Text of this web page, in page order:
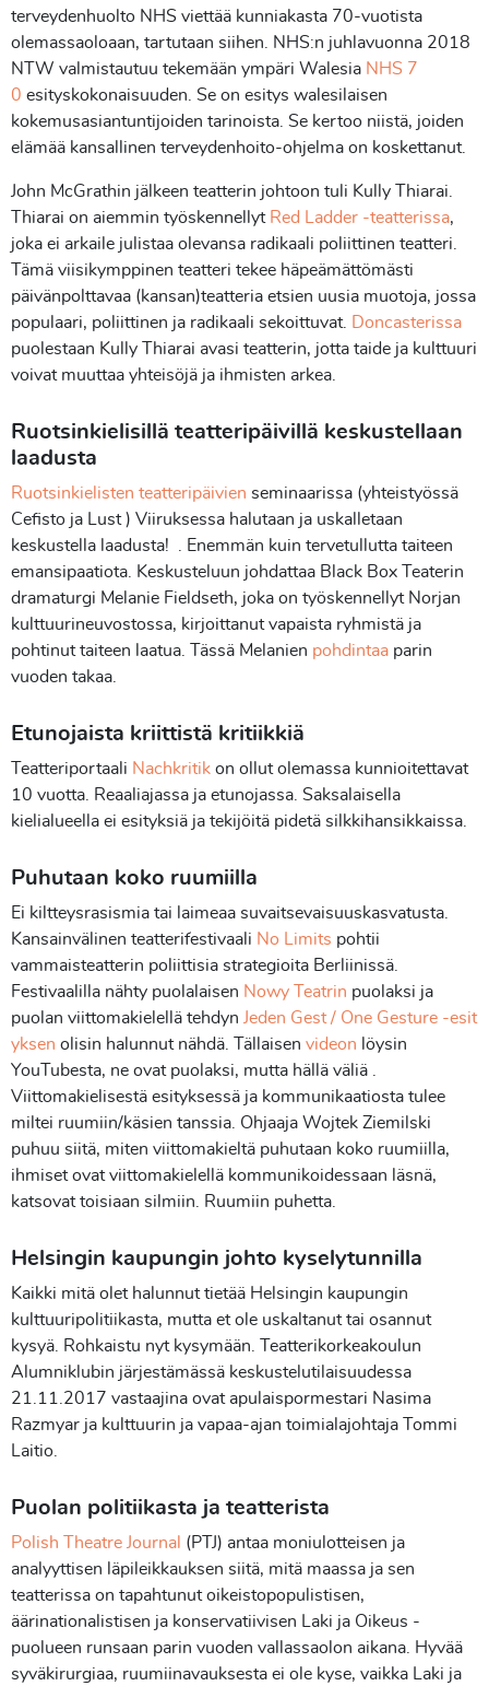
terveydenhuolto NHS viettää kunniakasta 70-vuotista
olemassaoloaan, tartutaan siihen. NHS:n juhlavuonna 2018
NTW valmistautuu tekemään ympäri Walesia NHS 7
0 esityskokonaisuuden. Se on esitys walesilaisen
kokemusasiantuntijoiden tarinoista. Se kertoo niistä, joiden
elämää kansallinen terveydenhoito-ohjelma on koskettanut.
John McGrathin jälkeen teatterin johtoon tuli Kully Thiarai.
Thiarai on aiemmin työskennellyt Red Ladder -teatterissa,
joka ei arkaile julistaa olevansa radikaali poliittinen teatteri.
Tämä viisikymppinen teatteri tekee häpeämättömästi
päivänpolttavaa (kansan)teatteria etsien uusia muotoja, jossa
populaari, poliittinen ja radikaali sekoittuvat.
Doncasterissa
puolestaan Kully Thiarai avasi teatterin, jotta taide ja kulttuuri
voivat muuttaa yhteisöjä ja ihmisten arkea.
Ruotsinkielisillä teatteripäivillä keskustellaan
laadusta
Ruotsinkielisten teatteripäivien seminaarissa (yhteistyössä
Cefisto ja Lust ) Viiruksessa halutaan ja uskalletaan
keskustella laadusta! . Enemmän kuin tervetullutta taiteen
emansipaatiota. Keskusteluun johdattaa Black Box Teaterin
dramaturgi Melanie Fieldseth, joka on työskennellyt Norjan
kulttuurineuvostossa, kirjoittanut vapaista ryhmistä ja
pohtinut taiteen laatua. Tässä Melanien pohdintaa parin
vuoden takaa.
Etunojaista kriittistä kritiikkiä
Teatteriportaali Nachkritik on ollut olemassa kunnioitettavat
10 vuotta. Reaaliajassa ja etunojassa. Saksalaisella
kielialueella ei esityksiä ja tekijöitä pidetä silkkihansikkaissa.
Puhutaan koko ruumiilla
Ei kiltteysrasismia tai laimeaa suvaitsevaisuuskasvatusta.
Kansainvälinen teatterifestivaali No Limits pohtii
vammaisteatterin poliittisia strategioita Berliinissä.
Festivaalilla nähty puolalaisen Nowy Teatrin puolaksi ja
puolan viittomakielellä tehdyn Jeden Gest / One Gesture -esit
yksen olisin halunnut nähdä. Tällaisen videon löysin
YouTubesta, ne ovat puolaksi, mutta hällä väliä .
Viittomakielisestä esityksessä ja kommunikaatiosta tulee
miltei ruumiin/käsien tanssia. Ohjaaja Wojtek Ziemilski
puhuu siitä, miten viittomakieltä puhutaan koko ruumiilla,
ihmiset ovat viittomakielellä kommunikoidessaan läsnä,
katsovat toisiaan silmiin. Ruumiin puhetta.
Helsingin kaupungin johto kyselytunnilla
Kaikki mitä olet halunnut tietää Helsingin kaupungin
kulttuuripolitiikasta, mutta et ole uskaltanut tai osannut
kysyä. Rohkaistu nyt kysymään. Teatterikorkeakoulun
Alumniklubin järjestämässä keskustelutilaisuudessa
21.11.2017 vastaajina ovat apulaispormestari Nasima
Razmyar ja kulttuurin ja vapaa-ajan toimialajohtaja Tommi
Laitio.
Puolan politiikasta ja teatterista
Polish Theatre Journal (PTJ) antaa moniulotteisen ja
analyyttisen läpileikkauksen siitä, mitä maassa ja sen
teatterissa on tapahtunut oikeistopopulistisen,
äärinationalistisen ja konservatiivisen Laki ja Oikeus -
puolueen runsaan parin vuoden vallassaolon aikana. Hyvää
syväkirurgiaa, ruumiinavauksesta ei ole kyse, vaikka Laki ja